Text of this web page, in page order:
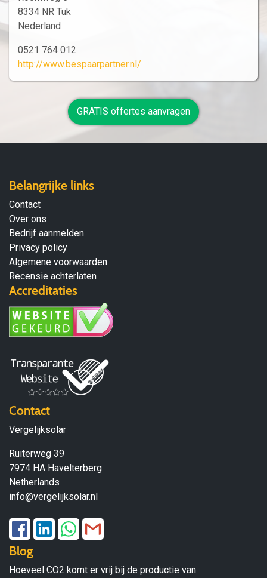
8334 NR Tuk
Nederland
0521 764 012
http://www.bespaarpartner.nl/
GRATIS offertes aanvragen
Belangrijke links
Contact
Over ons
Bedrijf aanmelden
Privacy policy
Algemene voorwaarden
Recensie achterlaten
Accreditaties
Contact
Vergelijksolar
Ruiterweg 39
7974 HA Havelterberg
Netherlands
info@vergelijksolar.nl
Blog
Hoeveel CO2 komt er vrij bij de productie van